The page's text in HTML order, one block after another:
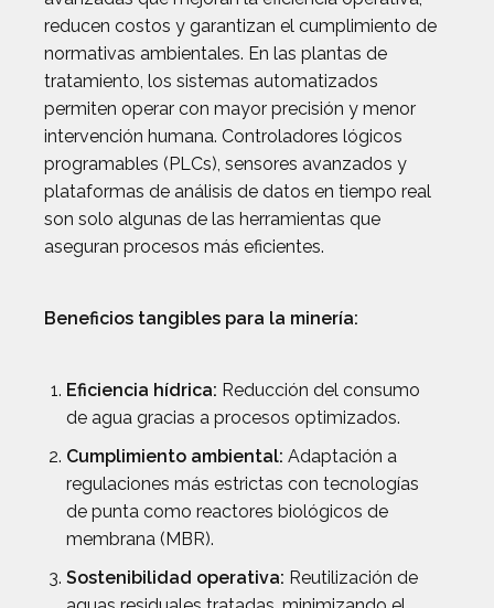
reducen costos y garantizan el cumplimiento de
normativas ambientales. En las plantas de
tratamiento, los sistemas automatizados
permiten operar con mayor precisión y menor
intervención humana. Controladores lógicos
programables (PLCs), sensores avanzados y
plataformas de análisis de datos en tiempo real
son solo algunas de las herramientas que
aseguran procesos más eficientes.
Beneficios tangibles para la minería:
Eficiencia hídrica: Reducción del consumo
de agua gracias a procesos optimizados.
Cumplimiento ambiental: Adaptación a
regulaciones más estrictas con tecnologías
de punta como reactores biológicos de
membrana (MBR).
Sostenibilidad operativa: Reutilización de